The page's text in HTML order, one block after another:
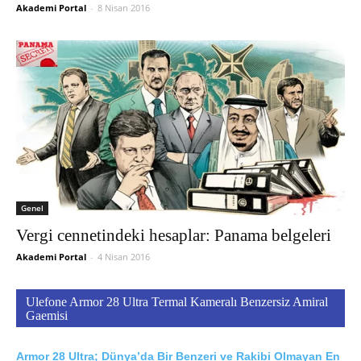
Akademi Portal - 8 Nisan 2016
Genel
Vergi cennetindeki hesaplar: Panama belgeleri
Akademi Portal - 4 Nisan 2016
Ulefone Armor 28 Ultra Termal Kameralı Benzersiz Amiral
Gaemisi
Armor 28 Ultra; Dünya’da Bir Benzeri ve Rakibi Olmayan En